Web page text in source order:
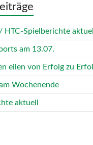
HTC-Spielberichte aktuell
am 13.07.
eilen von Erfolg zu
Wochenende
aktuell